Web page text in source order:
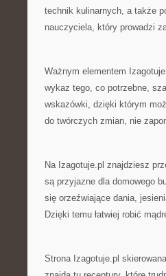
technik kulinarnych, a także
nauczyciela, który prowadzi
Ważnym elementem
wykaz tego, co potrzebne,
wskazówki, dzięki którym
do twórczych zmian, nie
Na Izagotuje.pl znajdziesz
są przyjazne dla domowego
się orzeźwiające dania,
Dzięki temu łatwiej robić
Strona Izagotuje.pl